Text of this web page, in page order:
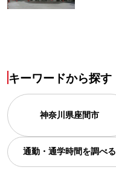
キーワードから探す
神奈川県座間市
通勤・通学時間を調べる